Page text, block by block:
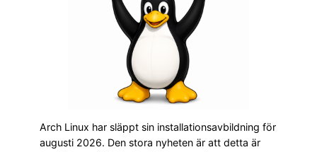
Arch Linux har släppt sin installationsavbildning för
augusti 2026. Den stora nyheten är att detta är